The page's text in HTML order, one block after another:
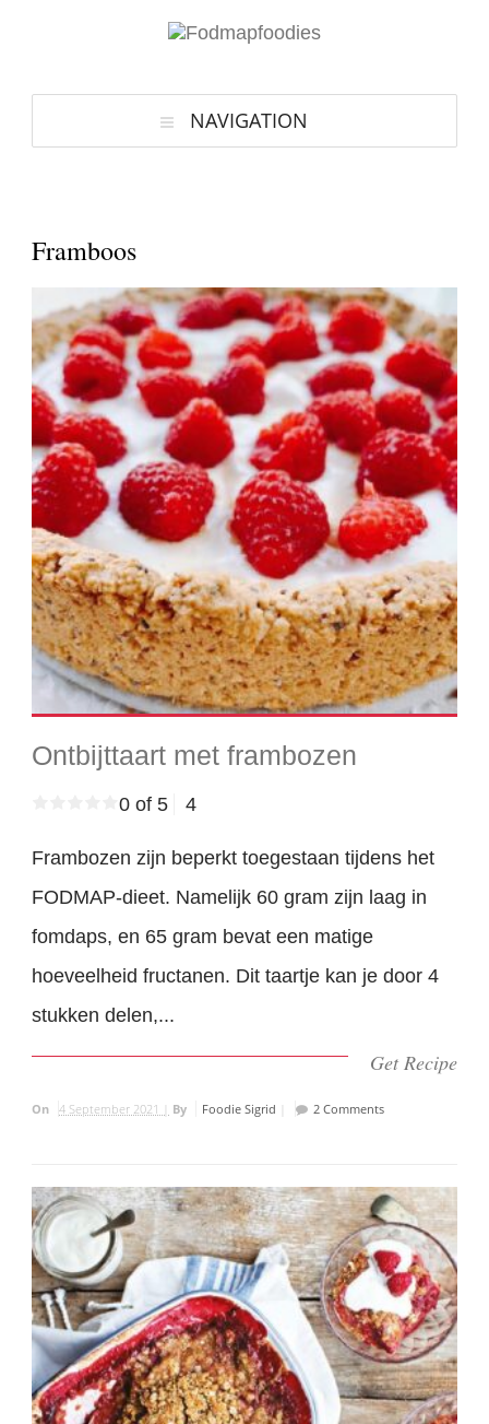
NAVIGATION
Framboos
Ontbijttaart met frambozen
0 of 5 4
Frambozen zijn beperkt toegestaan tijdens het
FODMAP-dieet. Namelijk 60 gram zijn laag in
fomdaps, en 65 gram bevat een matige
hoeveelheid fructanen. Dit taartje kan je door 4
stukken delen,...
Get Recipe
On 4 September 2021 | By Foodie Sigrid 2 Comments